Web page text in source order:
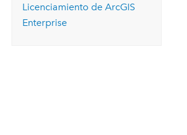
Licenciamiento deArcGIS
Enterprise